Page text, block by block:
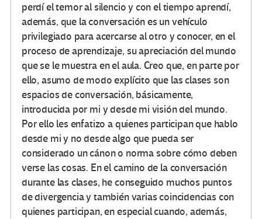
perdí el temor al silencio y con el tiempo aprendí,
además, que la conversación es un vehículo
privilegiado para acercarse al otro y conocer, en el
proceso de aprendizaje, su apreciación del mundo
que se le muestra en el aula. Creo que, en parte por
ello, asumo de modo explícito que las clases son
espacios de conversación, básicamente,
introducida por mi y desde mi visión del mundo.
Por ello les enfatizo a quienes participan que hablo
desde mi y no desde algo que pueda ser
considerado un cánon o norma sobre cómo deben
verse las cosas. En el camino de la conversación
durante las clases, he conseguido muchos puntos
de divergencia y también varias coincidencias con
quienes participan, en especial cuando, además,